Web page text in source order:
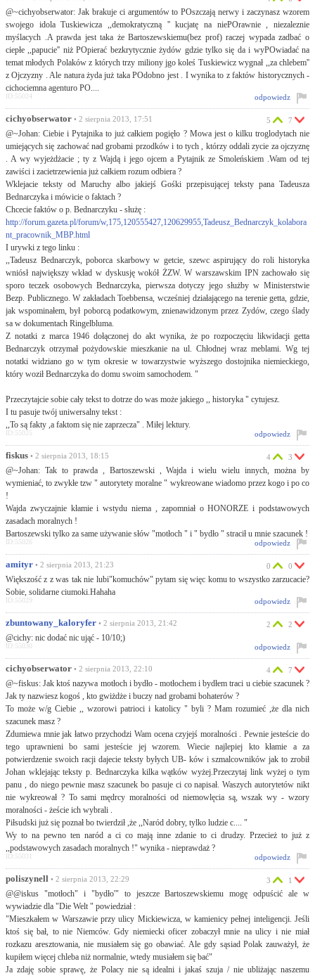
@~cichyobserwator: Jak brakuje ci argumentów to POszczają nerwy i zaczynasz wzorem
swojego idola Tuskiewicza ,,demokratyczną '' kucjatę na niePOrawnie , niezaleznie
myślacych .A prawda jest taka że Bartoszewskiemu(bez prof) raczej wypada zadbać o
ciepłe ,,papucie'' niż POpierać bezkrytycznie żydów gdzie tylko się da i wyPOwiadać na
temat młodych Polaków z których trzy miliony jgo koleś Tuskiewicz wygnał ,,za chlebem''
z Ojczyzny . Ale natura żyda już taka POdobno jest . I wynika to z faktów historycznych -
cichociemna agenturo PO....
odpowiedz
ID:55024
cichyobserwator • 2 sierpnia 2013, 17:51
@~Johan: Ciebie i Pytajnika to już całkiem pogięło ? Mowa jest o kilku troglodytach nie
umiejących się zachować nad grobami przodków i to tych , którzy oddali zycie za ojczyznę
. A wy wyjeżdżacie ; ty z Wajdą i jego ojcem a Pytajnik ze Smoleńskiem .Wam od tej
zawiści i zacietrzewienia już całkiem rozum odbiera ?
Wklejacie teksty od Maruchy albo jakiejś Gośki przepisującej teksty pana Tadeusza
Bednarczyka i mówicie o faktach ?
Chcecie faktów o p. Bednarczyku - służę :
http://forum.gazeta.pl/forum/w,175,120555427,120629955,Tadeusz_Bednarczyk_kolabora
nt_pracownik_MBP.html
I urywki z tego linku :
,,Tadeusz Bednarczyk, poborca skarbowy w getcie, szewc aspirujący do roli historyka
wniósł największy wkład w dyskusję wokół ŻZW. W warszawskim IPN zachowało się
sporo teczek osobowych Bednarczyka, pierwsza dotyczy jego służby w Ministerstwie
Bezp. Publicznego. W zakładach Toebbensa, wcześniej działającego na terenie getta, gdzie,
jak wspominałem, był poborcą podatkowym, znienawidzonym przez Zydów, czego ślady
sa w dokumentach Ringelbluma.
Z notatki z marca 1946 dołączonej do akt wynika, że po rozpoczęciu likwidacji getta
Bednarczyk otrzymał pożydowskie mieszkanie na ul. Chłodnej wraz meblami. Wg tej
notatki widziano go w tym okresie w towarzystwie wyższego dostojnika niemieckiego,
który woził Bednarczyka do domu swoim samochodem. "
Przeczytajcie sobie cały tekst to dotrze do was może jakiego ,, historyka " cytujesz.
I tu pasuje twój uniwersalny tekst :
,,To są fakty ,a faktom się nie zaprzecza" . Miłej lektury.
5 7
odpowiedz
ID:55025
fiskus • 2 sierpnia 2013, 18:15
@~Johan: Tak to prawda , Bartoszewski , Wajda i wielu wielu innych, można by
wymieniać, to zwykłe tzw " autorytety moralne " wykreowane wiadomo przez kogo i po co
!
Wajda zwyczajnie kłamie i wstydu niema , zapomniał o HONORZE i podstawowych
zasadach moralnych !
Bartoszewski tylko za same używanie słów "motłoch " i " bydło " stracił u mnie szacunek !
4 3
odpowiedz
ID:55026
amityr • 2 sierpnia 2013, 21:23
Większość z z was tak nie lubi"komuchów" pytam się więc komu to wszystko zarzucacie?
Sobie, solidarne ciumoki.Hahaha
0 0
odpowiedz
ID:55029
zbuntowany_kaloryfer • 2 sierpnia 2013, 21:42
@cichy: nic dodać nic ująć - 10/10;)
2 2
odpowiedz
ID:55030
cichyobserwator • 2 sierpnia 2013, 22:10
@~fiskus: Jak ktoś nazywa motłoch i bydło - motłochem i bydłem traci u ciebie szacunek ?
Jak ty nazwiesz kogoś , kto gwiżdże i buczy nad grobami bohaterów ?
To może w/g Ciebie ,, wzorowi patrioci i katolicy " byli ? Mam rozumieć ,że dla nich
szacunek masz ?
Zdumiewa mnie jak łatwo przychodzi Wam ocena czyjejś moralności . Pewnie jesteście do
tego uprawnieni bo sami jesteście jej wzorem. Wiecie najlepiej kto kłamie a za
potwierdzenie swoich racji dajecie teksty byłych UB- ków i szmalcowników jak to zrobił
Johan wklejając teksty p. Bednarczyka kilka wątków wyżej.Przeczytaj link wyżej o tym
panu , do niego pewnie masz szacunek bo pasuje ci co napisał. Waszych autorytetów nikt
nie wykreował ? To sami mędrcy moralności od niemowlęcia są, wszak wy - wzory
moralności - żeście ich wybrali .
Piłsudski już się poznał bo twierdził ,że ,,Naród dob­ry, tyl­ko ludzie c.... "
Wy to na pewno ten naród a ci co mają inne zdanie to ci drudzy. Przecież to już z
,,podstawowych zasadach moralnych !" wynika - nieprawdaż ?
4 7
odpowiedz
ID:55031
poliszynell • 2 sierpnia 2013, 22:29
@@iskus "motłoch" i "bydło'" to jeszcze Bartoszewskiemu mogę odpuścić ale w
wywiadzie dla "Die Welt " powiedział :
"Mieszkałem w Warszawie przy ulicy Mickiewicza, w kamienicy pełnej inteligencji. Jeśli
ktoś się bał, to nie Niemców. Gdy niemiecki oficer zobaczył mnie na ulicy i nie miał
rozkazu aresztowania, nie musiałem się go obawiać. Ale gdy sąsiad Polak zauważył, że
kupiłem więcej chleba niż normalnie, wtedy musiałem się bać"
Ja zdaję sobie sprawę, że Polacy nie są idealni i jakaś szuja / nie ubliżając naszemu
3 1